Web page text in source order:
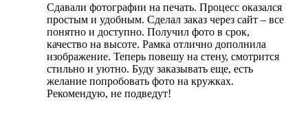
Сдавали фотографии на печать. Процесс оказался
простым и удобным. Сделал заказ через сайт – все
понятно и доступно. Получил фото в срок,
качество на высоте. Рамка отлично дополнила
изображение. Теперь повешу на стену, смотрится
стильно и уютно. Буду заказывать еще, есть
желание попробовать фото на кружках.
Рекомендую, не подведут!